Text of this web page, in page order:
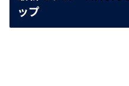
ップ